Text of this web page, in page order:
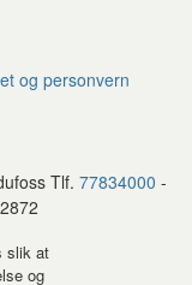
og personvern
Tlf. 77834000 -
slik at
og